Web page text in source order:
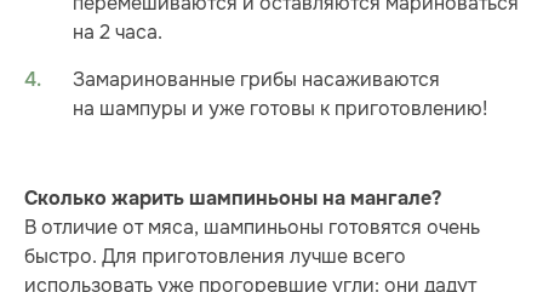
на 2 часа.
Замаринованные грибы насаживаются
на шампуры и уже готовы к приготовлению!
Сколько жарить шампиньоны на мангале?
В отличие от мяса, шампиньоны готовятся очень
быстро. Для приготовления лучше всего
использовать уже прогоревшие угли: они дадут